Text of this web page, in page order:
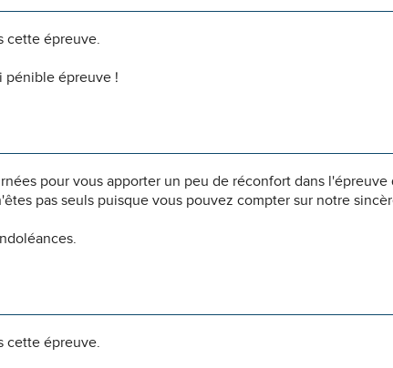
cette épreuve.
pénible épreuve !
pour vous apporter un peu de réconfort dans l'épreuve
pas seuls puisque vous pouvez compter sur notre
cette épreuve.